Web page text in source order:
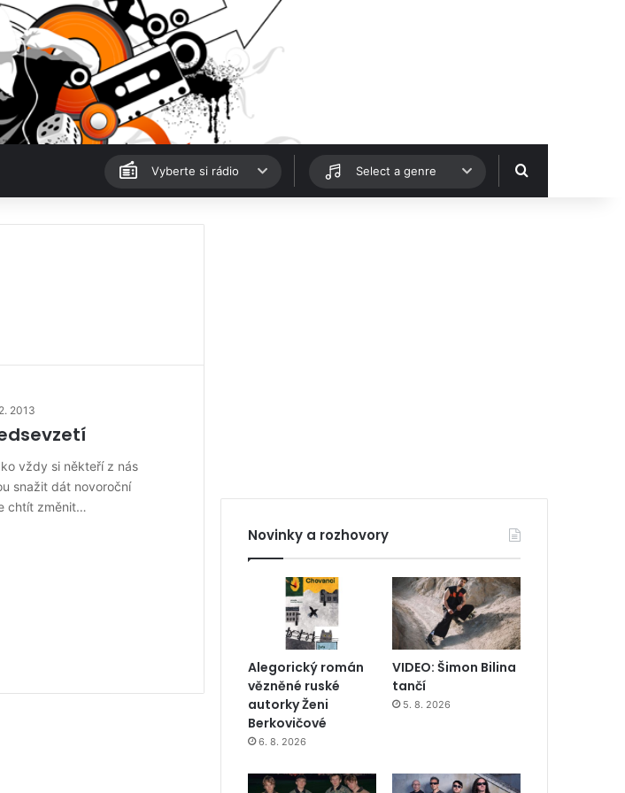
Vyberte si rádio Select a genre Hledat
2013
vždy si někteří z nás
snažit dát novoroční
chtít změnit…
Novinky a rozhovory
Alegorický román
vězněné ruské
autorky Ženi
Berkovičové
6. 8. 2026
VIDEO: Šimon Bilina
tančí
5. 8. 2026